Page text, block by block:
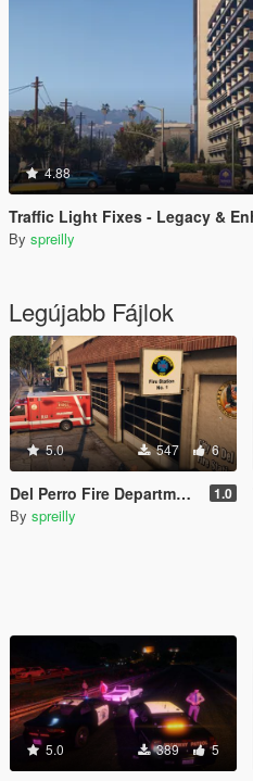
4.88
Traffic Light Fixes - Legacy &
By spreilly
Legújabb Fájlok
5.0 547 6
Del Perro Fire Department (DPFD) Station 1 - Legacy & Enhanced 1.0
By spreilly
5.0 389 5